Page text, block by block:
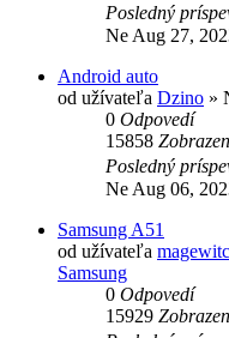
Posledný
Ne Aug 27,
Android auto
od užívateľa Dzino »
0 Odpovedí
15858
Posledný
Ne Aug 06,
Samsung A51
od užívateľa
Samsung
0 Odpovedí
15929